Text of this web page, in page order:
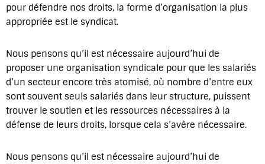
pour défendre nos droits, la forme d’organisation la plus
appropriée est le syndicat.
Nous pensons qu’il est nécessaire aujourd’hui de
proposer une organisation syndicale pour que les salariés
d’un secteur encore très atomisé, où nombre d’entre eux
sont souvent seuls salariés dans leur structure, puissent
trouver le soutien et les ressources nécessaires à la
défense de leurs droits, lorsque cela s’avère nécessaire.
Nous pensons qu’il est nécessaire aujourd’hui de